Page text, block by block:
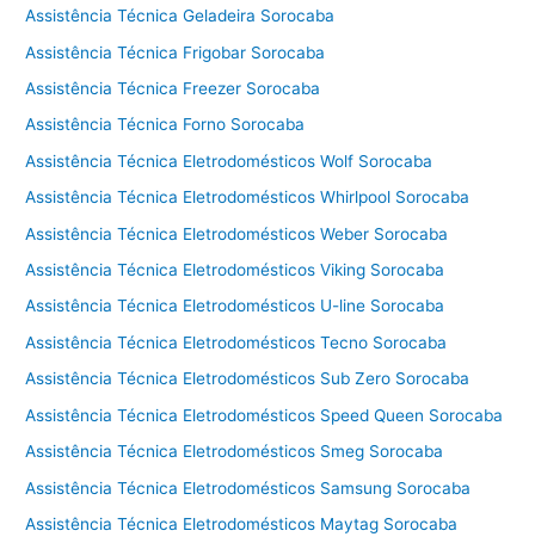
Assistência Técnica Geladeira Sorocaba
Assistência Técnica Frigobar Sorocaba
Assistência Técnica Freezer Sorocaba
Assistência Técnica Forno Sorocaba
Assistência Técnica Eletrodomésticos Wolf Sorocaba
Assistência Técnica Eletrodomésticos Whirlpool Sorocaba
Assistência Técnica Eletrodomésticos Weber Sorocaba
Assistência Técnica Eletrodomésticos Viking Sorocaba
Assistência Técnica Eletrodomésticos U-line Sorocaba
Assistência Técnica Eletrodomésticos Tecno Sorocaba
Assistência Técnica Eletrodomésticos Sub Zero Sorocaba
Assistência Técnica Eletrodomésticos Speed Queen Sorocaba
Assistência Técnica Eletrodomésticos Smeg Sorocaba
Assistência Técnica Eletrodomésticos Samsung Sorocaba
Assistência Técnica Eletrodomésticos Maytag Sorocaba